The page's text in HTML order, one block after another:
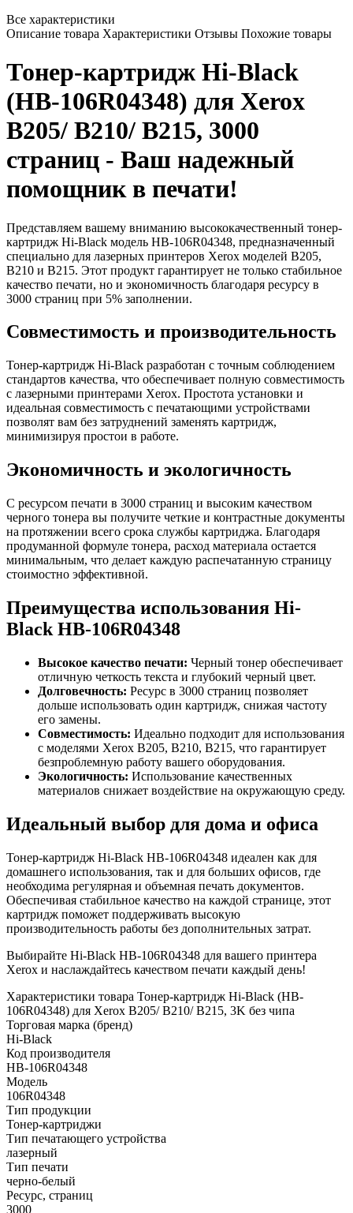
Все характеристики
Описание товара Характеристики Отзывы Похожие товары
Тонер-картридж Hi-Black
(HB-106R04348) для Xerox
B205/ B210/ B215, 3000
страниц - Ваш надежный
помощник в печати!
Представляем вашему вниманию высококачественный тонер-
картридж Hi-Black модель HB-106R04348, предназначенный
специально для лазерных принтеров Xerox моделей B205,
B210 и B215. Этот продукт гарантирует не только стабильное
качество печати, но и экономичность благодаря ресурсу в
3000 страниц при 5% заполнении.
Совместимость и производительность
Тонер-картридж Hi-Black разработан с точным соблюдением
стандартов качества, что обеспечивает полную совместимость
с лазерными принтерами Xerox. Простота установки и
идеальная совместимость с печатающими устройствами
позволят вам без затруднений заменять картридж,
минимизируя простои в работе.
Экономичность и экологичность
С ресурсом печати в 3000 страниц и высоким качеством
черного тонера вы получите четкие и контрастные документы
на протяжении всего срока службы картриджа. Благодаря
продуманной формуле тонера, расход материала остается
минимальным, что делает каждую распечатанную страницу
стоимостно эффективной.
Преимущества использования Hi-
Black HB-106R04348
Высокое качество печати: Черный тонер обеспечивает
отличную четкость текста и глубокий черный цвет.
Долговечность: Ресурс в 3000 страниц позволяет
дольше использовать один картридж, снижая частоту
его замены.
Совместимость: Идеально подходит для использования
с моделями Xerox B205, B210, B215, что гарантирует
безпроблемную работу вашего оборудования.
Экологичность: Использование качественных
материалов снижает воздействие на окружающую среду.
Идеальный выбор для дома и офиса
Тонер-картридж Hi-Black HB-106R04348 идеален как для
домашнего использования, так и для больших офисов, где
необходима регулярная и объемная печать документов.
Обеспечивая стабильное качество на каждой странице, этот
картридж поможет поддерживать высокую
производительность работы без дополнительных затрат.
Выбирайте Hi-Black HB-106R04348 для вашего принтера
Xerox и наслаждайтесь качеством печати каждый день!
Характеристики товара Тонер-картридж Hi-Black (HB-
106R04348) для Xerox B205/ B210/ B215, 3K без чипа
Торговая марка (бренд)
Hi-Black
Код производителя
HB-106R04348
Модель
106R04348
Тип продукции
Тонер-картриджи
Тип печатающего устройства
лазерный
Тип печати
черно-белый
Ресурс, страниц
3000